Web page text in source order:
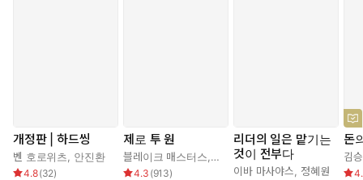
개정판 | 하드씽
벤 호로위츠, 안진환
4.8(32)
제로 투 원
블레이크 매스터스, 피터 틸,이지연
4.3 (913)
리더의 일은 맡기는
것이 전부다
이바 마사야스, 정혜원
돈
김